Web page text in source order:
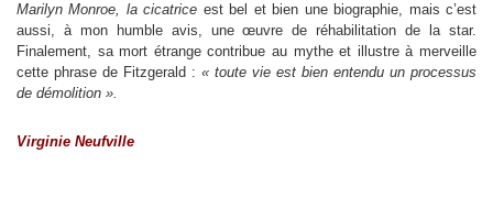
Marilyn Monroe, la cicatrice est bel et bien une biographie, mais c’est
aussi, à mon humble avis, une œuvre de réhabilitation de la star.
Finalement, sa mort étrange contribue au mythe et illustre à merveille
cette phrase de Fitzgerald : « toute vie est bien entendu un processus
de démolition ».
Virginie Neufville